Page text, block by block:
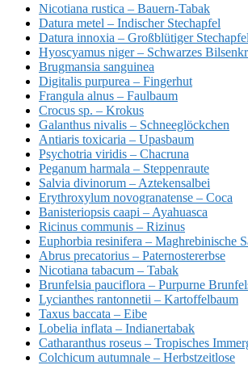
Nicotiana rustica – Bauern-Tabak
Datura metel – Indischer Stechapfel
Datura innoxia – Großblütiger Stechapfel
Hyoscyamus niger – Schwarzes
Brugmansia sanguinea
Digitalis purpurea – Fingerhut
Frangula alnus – Faulbaum
Crocus sp. – Krokus
Galanthus nivalis – Schneeglöckchen
Antiaris toxicaria – Upasbaum
Psychotria viridis – Chacruna
Peganum harmala – Steppenraute
Salvia divinorum – Aztekensalbei
Erythroxylum novogranatense – Coca
Banisteriopsis caapi – Ayahuasca
Ricinus communis – Rizinus
Euphorbia resinifera – Maghrebinische
Abrus precatorius – Paternostererbse
Nicotiana tabacum – Tabak
Brunfelsia pauciflora – Purpurne
Lycianthes rantonnetii – Kartoffelbaum
Taxus baccata – Eibe
Lobelia inflata – Indianertabak
Catharanthus roseus – Tropisches
Colchicum autumnale – Herbstzeitlose